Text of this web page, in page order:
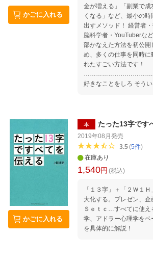
由人になる投資銘柄と
で億を稼ぐ個別株投資
守るためのムダを省く
増える投資家マインド
筋を決められるのはあな
かごに入れる
金が増える」「副業で
くなる」など、最小の
出すメソッド！ 経営者・投資家・MBA取得・
脳科学者・YouTuberな
部かなえた方法を初公
め、多くの仕事を同時に
れたすごい方法です！
……………………………. や
好きなことをしろ そういう本はたくさんありま
く書きました
……………………………. 「人生のゴール、小
さなゴールを決める」
める」 「時間を意識す
る）」 「インプットし
トする」 「すぐ改善す
して、 【スピード×集
させ、 短期間で圧倒的
す。 まず、次の項目をチェックしてみてくださ
い。 □毎日残業している □仕事への集中力が続
かない □時間をかけたわ
かごに入れる
本 たった13字です
2019年08月発売
3.5(5件)
在庫あり
1,540円 (税込)
「１３字」＋「２Ｗ１
大化する。プレゼン、企
Ｓｅｔｃ…すべてに使え
学、アドラー心理学を
を具体的に解説！